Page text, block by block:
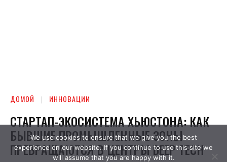
We use cookies to ensure that we give you the best
experience on our website. If you continue to use this site we
will assume that you are happy with it.